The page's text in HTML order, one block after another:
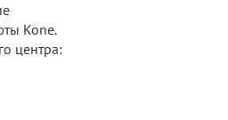
Kone.
центра: